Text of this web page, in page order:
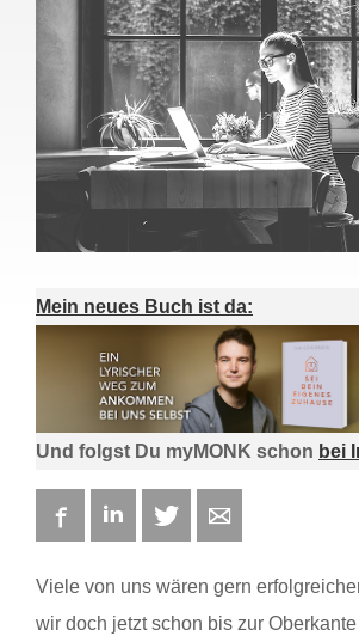
Mein neues Buch ist da:
Und folgst Du myMONK schon bei
FacebookLinkedIn Twitter
Viele von uns wären gern
wir doch jetzt schon bis zur